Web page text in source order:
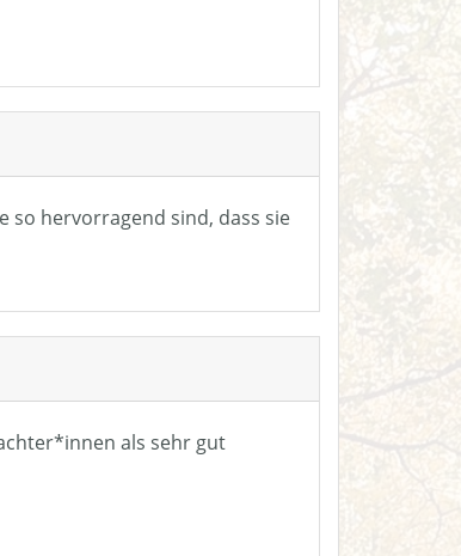
so hervorragend sind, dass sie
als sehr gut